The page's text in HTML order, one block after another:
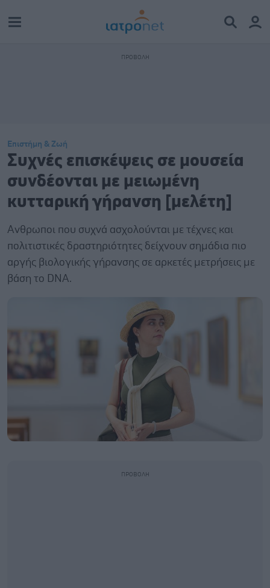
Επιστήμη & Ζωή
Συχνές επισκέψεις σε μουσεία
συνδέονται με μειωμένη
κυτταρική γήρανση [μελέτη]
Ανθρωποι που συχνά ασχολούνται με τέχνες και
πολιτιστικές δραστηριότητες δείχνουν σημάδια πιο
αργής βιολογικής γήρανσης σε αρκετές μετρήσεις με
βάση το DNA.